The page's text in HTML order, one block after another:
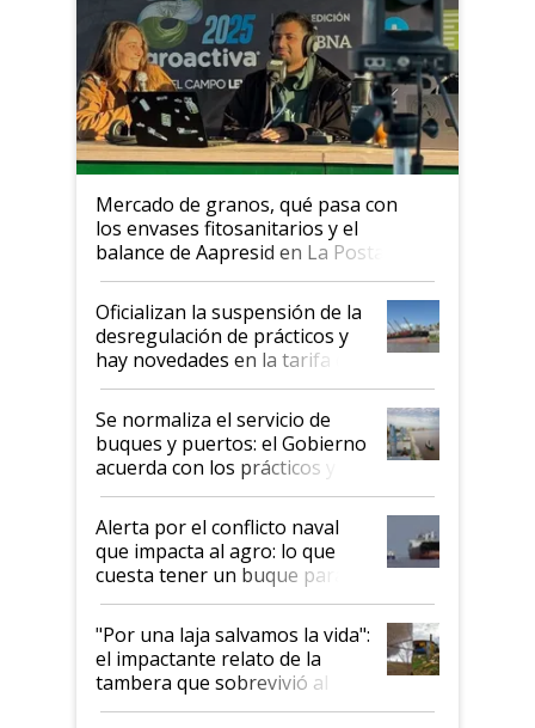
Mercado de granos, qué pasa con
los envases fitosanitarios y el
balance de Aapresid en La Posta
Oficializan la suspensión de la
desregulación de prácticos y
hay novedades en la tarifa de
la hidrovía
Se normaliza el servicio de
buques y puertos: el Gobierno
acuerda con los prácticos y
suspende el decreto de
desregulación
Alerta por el conflicto naval
que impacta al agro: lo que
cuesta tener un buque parado
y el peligro de que Argentina
pase a ser "país sucio"
"Por una laja salvamos la vida":
el impactante relato de la
tambera que sobrevivió al
tornado